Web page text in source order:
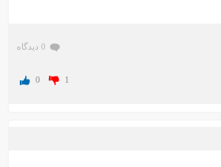
0 دیدگاه
0 1